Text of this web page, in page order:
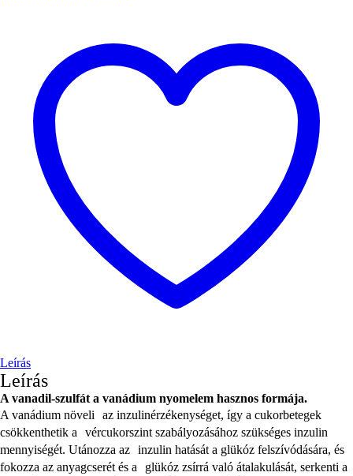
Leírás
Leírás
A vanadil-szulfát a vanádium nyomelem hasznos formája.
A vanádium növeli az inzulinérzékenységet, így a cukorbetegek
csökkenthetik a vércukorszint szabályozásához szükséges inzulin
mennyiségét. Utánozza az inzulin hatását a glükóz felszívódására, és
fokozza az anyagcserét és a glükóz zsírrá való átalakulását, serkenti a